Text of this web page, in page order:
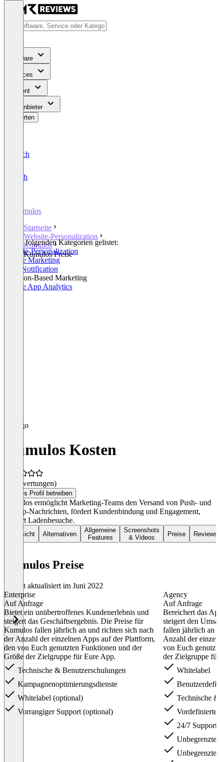
Software
Services
Content
Für Anbieter
Bewerten
Deutsch
English
Kumulos
Startseite
Website-Personalization
Kumulos
Kumulos Preise
In den folgenden Kategorien gelistet:
Website-Personalization
Mobile Marketing
Push Notification
Location-Based Marketing
Mobile App Analytics
Kumulos Kosten
(0 Bewertungen)
Dieses Profil betreiben
Kumulos ermöglicht Marketing-Teams den Versand von Push- und
In-App-Nachrichten, fördert Kundenbindung und Engagement,
steigert Ladenbesuche.
Übersicht Alternativen
Allgemeine
Features
Screenshots
& Videos
Preise Reviews
Kumulos Preise
Zuletzt aktualisiert im Juni 2022
Enterprise
Auf Anfrage
Bietet ein unübertroffenes Kundenerlebnis und
steigert das Geschäftsergebnis. Die Preise für
Kumulos fallen jährlich an und richten sich nach
der Anzahl der einzelnen Apps auf der Plattform,
den von Euch genutzten Funktionen und der
Größe der Zielgruppe für Eure App.
Technische & Benutzerschulungen
Kampagnenoptimierungsdienste
Whitelabel (optional)
Vorrangiger Support (optional)
Agency
Auf Anfrage
Bereichert das
steigert den
fallen jährlich an
Anzahl der
von Euch
der Zielgruppe
Whitelabel
Technische
Vordefinierte
24/7 Support
Unbegrenzte
Unbegrenzte